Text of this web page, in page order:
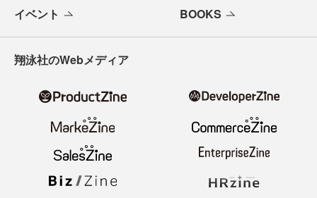
イベント BOOKS
翔泳社のWebメディア